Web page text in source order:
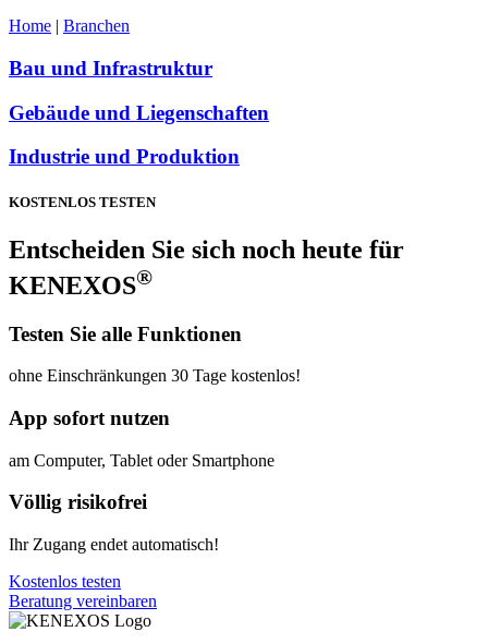
Home | Branchen
Bau und Infrastruktur
Gebäude und Liegenschaften
Industrie und Produktion
KOSTENLOS TESTEN
Entscheiden Sie sich noch heute für
KENEXOS®
Testen Sie alle Funktionen
ohne Einschränkungen 30 Tage kostenlos!
App sofort nutzen
am Computer, Tablet oder Smartphone
Völlig risikofrei
Ihr Zugang endet automatisch!
Kostenlos testen
Beratung vereinbaren